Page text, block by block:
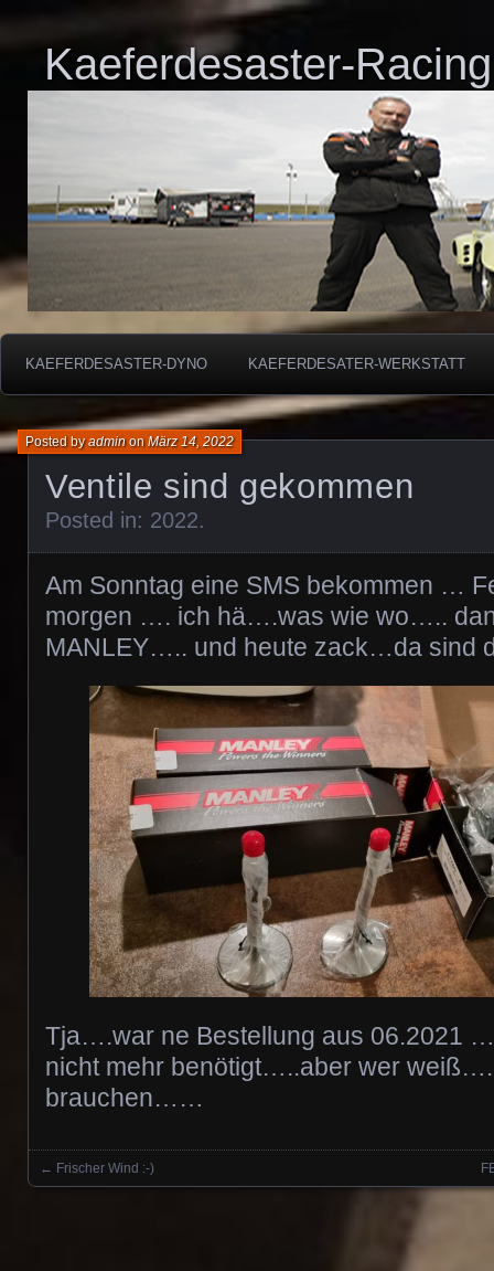
Kaeferdesaster-Racing
KAEFERDESASTER-DYNO KAEFERDESATER-WERKSTATT
Ventile sind gekommen
Posted byadminonMärz 14, 2022
Posted in: 2022.
Am Sonntag eine SMS bekommen …
morgen …. ich hä….was wie wo…..
MANLEY….. und heute zack…da sind
Tja….war ne Bestellung aus 06.2021
nicht mehr benötigt…..aber wer
brauchen……
Posts navigation
← Frischer Wind :-)